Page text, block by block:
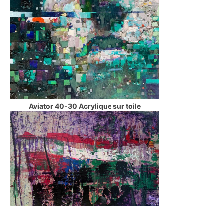
Aviator 40-30 Acrylique sur toile